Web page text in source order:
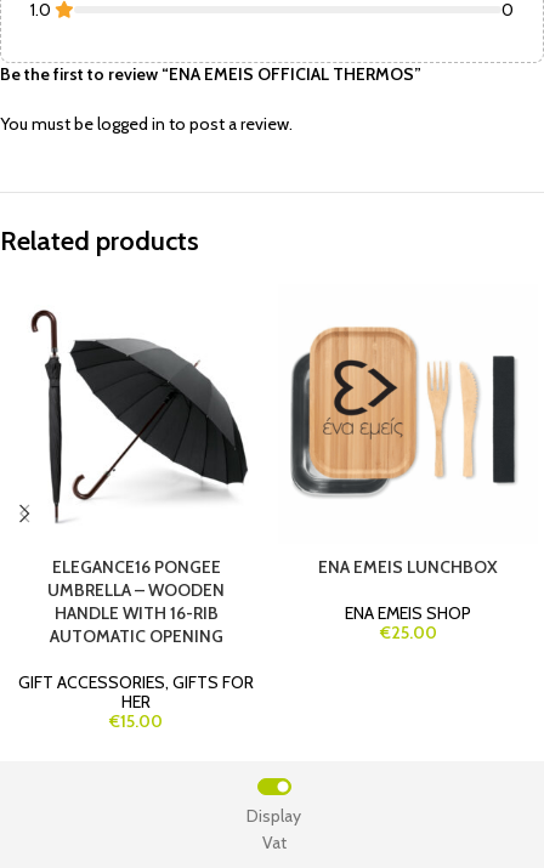
1.0 0
Be the first to review “ENA EMEIS OFFICIAL THERMOS”
You must belogged in to post a review.
Related products
ELEGANCE16 PONGEE
UMBRELLA – WOODEN
HANDLE WITH 16-RIB
AUTOMATIC OPENING
GIFT ACCESSORIES, GIFTS FOR
HER
€15.00
ENA EMEIS LUNCHBOX
ENA EMEIS SHOP
€25.00
Vat
Display